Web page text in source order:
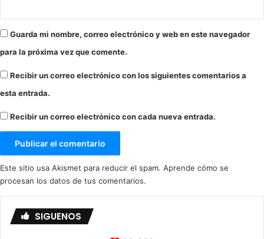
Guarda mi nombre, correo electrónico y web en este navegador
para la próxima vez que comente.
Recibir un correo electrónico con los siguientes comentarios a
esta entrada.
Recibir un correo electrónico con cada nueva entrada.
Este sitio usa Akismet para reducir el spam. Aprende cómo se
procesan los datos de tus comentarios.
SIGUENOS